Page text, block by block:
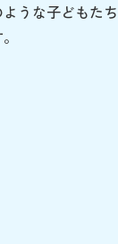
ような子どもた